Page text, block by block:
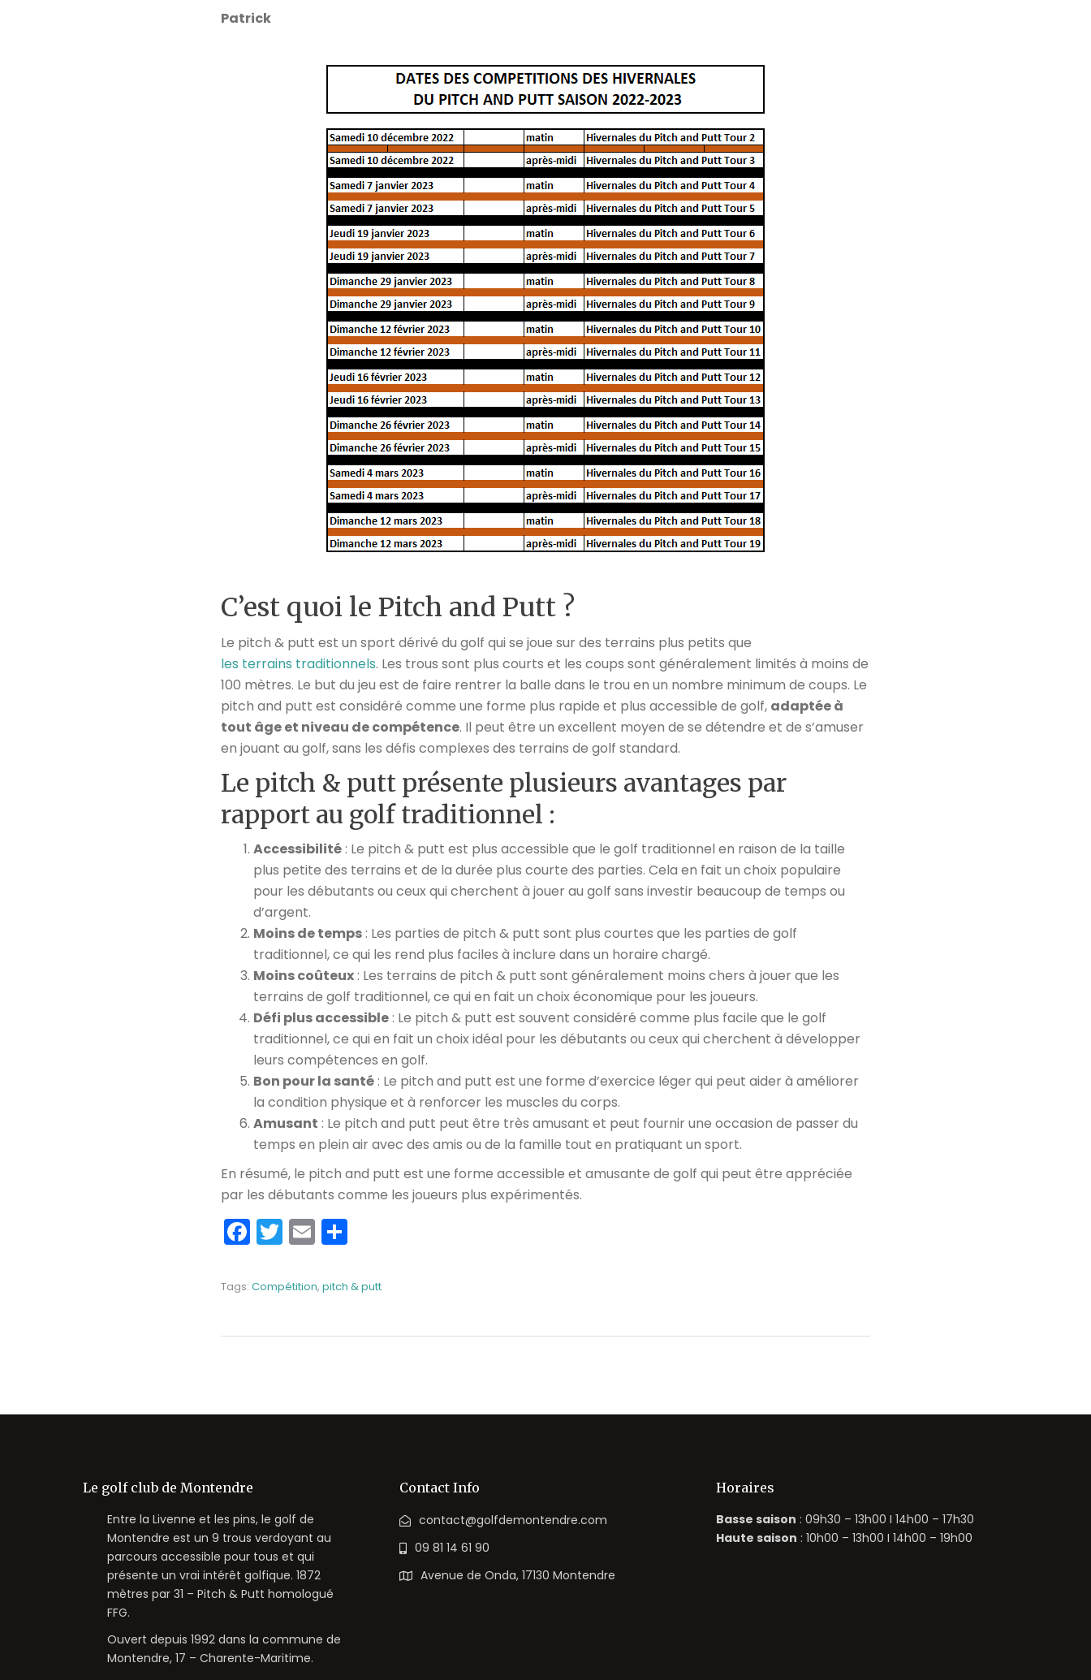
Patrick
C’est quoi le Pitch and Putt ?
Le pitch & putt est un sport dérivé du golf qui se joue sur des terrains plus petits que
les terrains traditionnels. Les trous sont plus courts et les coups sont généralement limités à moins de
100 mètres. Le but du jeu est de faire rentrer la balle dans le trou en un nombre minimum de coups. Le
pitch and putt est considéré comme une forme plus rapide et plus accessible de golf, adaptée à
tout âge et niveau de compétence. Il peut être un excellent moyen de se détendre et de s’amuser
en jouant au golf, sans les défis complexes des terrains de golf standard.
Le pitch & putt présente plusieurs avantages par
rapport au golf traditionnel :
Accessibilité : Le pitch & putt est plus accessible que le golf traditionnel en raison de la taille
plus petite des terrains et de la durée plus courte des parties. Cela en fait un choix populaire
pour les débutants ou ceux qui cherchent à jouer au golf sans investir beaucoup de temps ou
d’argent.
Moins de temps : Les parties de pitch & putt sont plus courtes que les parties de golf
traditionnel, ce qui les rend plus faciles à inclure dans un horaire chargé.
Moins coûteux : Les terrains de pitch & putt sont généralement moins chers à jouer que les
terrains de golf traditionnel, ce qui en fait un choix économique pour les joueurs.
Défi plus accessible : Le pitch & putt est souvent considéré comme plus facile que le golf
traditionnel, ce qui en fait un choix idéal pour les débutants ou ceux qui cherchent à développer
leurs compétences en golf.
Bon pour la santé : Le pitch and putt est une forme d’exercice léger qui peut aider à améliorer
la condition physique et à renforcer les muscles du corps.
Amusant : Le pitch and putt peut être très amusant et peut fournir une occasion de passer du
temps en plein air avec des amis ou de la famille tout en pratiquant un sport.
En résumé, le pitch and putt est une forme accessible et amusante de golf qui peut être appréciée
par les débutants comme les joueurs plus expérimentés.
Facebook
Twitter
Email
Tags: Compétition, pitch & putt
Le golf club de Montendre
Entre la Livenne et les pins, le golf de
Montendre est un 9 trous verdoyant au
parcours accessible pour tous et qui
présente un vrai intérêt golfique. 1872
mètres par 31 – Pitch & Putt homologué
FFG.
Ouvert depuis 1992 dans la commune de
Montendre, 17 – Charente-Maritime.
Contact Info
contact@golfdemontendre.com
09 81 14 61 90
Avenue de Onda, 17130 Montendre
Horaires
Basse saison : 09h30 – 13h00 I 14h00 – 17h30
Haute saison : 10h00 – 13h00 I 14h00 – 19h00